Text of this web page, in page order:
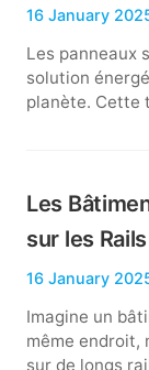
16 January
Les panneaux
solution
planète. Cette
Les
sur les
16 January
Imagine un
même endroit,
sur de longs